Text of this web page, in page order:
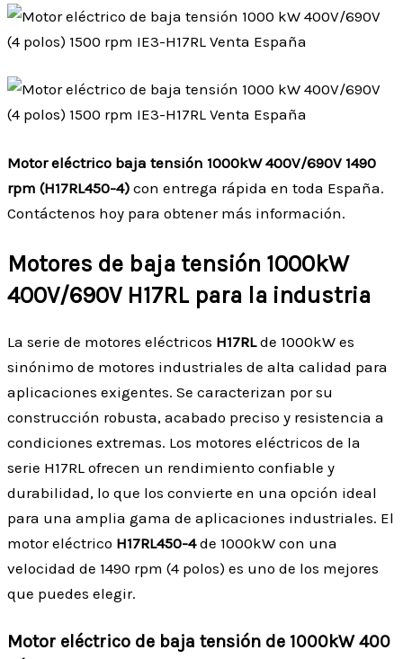
Motor eléctrico baja tensión 1000kW 400V/690V 1490
rpm (H17RL450-4) con entrega rápida en toda España.
Contáctenos hoy para obtener más información.
Motores de baja tensión 1000kW
400V/690V H17RL para la industria
La serie de motores eléctricos H17RLde 1000kW es
sinónimo de motores industriales de alta calidad para
aplicaciones exigentes. Se caracterizan por su
construcción robusta, acabado preciso y resistencia a
condiciones extremas. Los motores eléctricos de la
serie H17RL ofrecen un rendimiento confiable y
durabilidad, lo que los convierte en una opción ideal
para una amplia gama de aplicaciones industriales. El
motor eléctrico H17RL450-4de 1000kW con una
velocidad de 1490 rpm (4 polos) es uno de los mejores
que puedes elegir.
Motor eléctrico de baja tensión de 1000kW 400